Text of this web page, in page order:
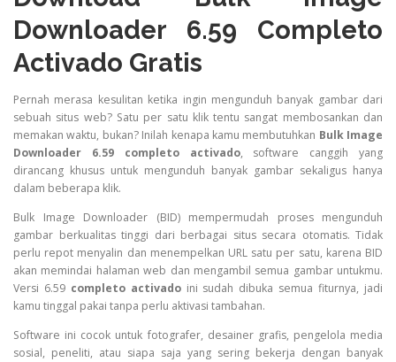
Downloader 6.59 Completo
Activado Gratis
Pernah merasa kesulitan ketika ingin mengunduh banyak gambar dari
sebuah situs web? Satu per satu klik tentu sangat membosankan dan
memakan waktu, bukan? Inilah kenapa kamu membutuhkan Bulk Image
Downloader 6.59 completo activado, software canggih yang
dirancang khusus untuk mengunduh banyak gambar sekaligus hanya
dalam beberapa klik.
Bulk Image Downloader (BID) mempermudah proses mengunduh
gambar berkualitas tinggi dari berbagai situs secara otomatis. Tidak
perlu repot menyalin dan menempelkan URL satu per satu, karena BID
akan memindai halaman web dan mengambil semua gambar untukmu.
Versi 6.59 completo activadoini sudah dibuka semua fiturnya, jadi
kamu tinggal pakai tanpa perlu aktivasi tambahan.
Software ini cocok untuk fotografer, desainer grafis, pengelola media
sosial, peneliti, atau siapa saja yang sering bekerja dengan banyak